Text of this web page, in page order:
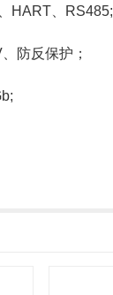
HART、RS485;
防反保护；